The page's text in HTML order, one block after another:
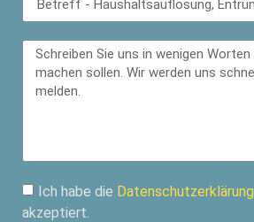
Ich habe die Datenschutzerklärung
akzeptiert.